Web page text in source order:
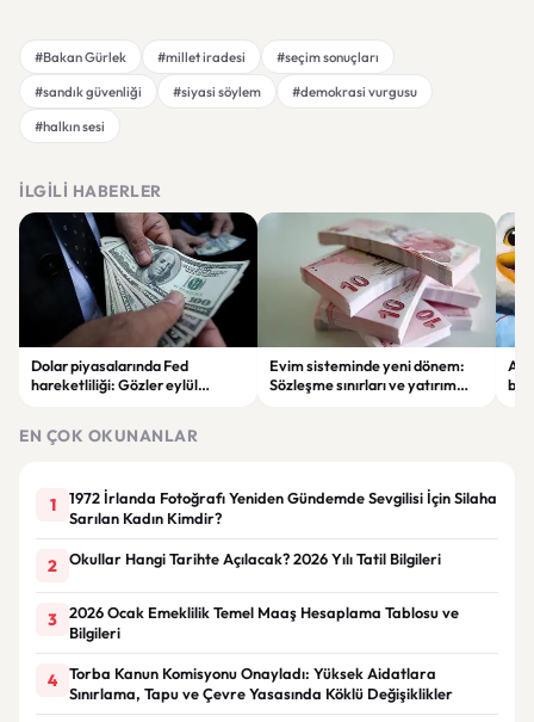
#Bakan Gürlek #millet iradesi
#seçim sonuçları
#sandık güvenliği
#siyasi söylem
#demokrasi vurgusu
#halkın sesi
İLGILI HABERLER
Dolar piyasalarında Fed
hareketliliği: Gözler eylül
Evim sisteminde yeni dönem:
Sözleşme sınırları ve yatırım
EN ÇOK OKUNANLAR
1
1972 İrlanda Fotoğrafı Yeniden Gündemde Sevgilisi İçin Silaha
Sarılan Kadın Kimdir?
2 Okullar Hangi Tarihte Açılacak? 2026 Yılı Tatil Bilgileri
3
2026 Ocak Emeklilik Temel Maaş Hesaplama Tablosu ve
Bilgileri
4
Torba Kanun Komisyonu Onayladı: Yüksek Aidatlara
Sınırlama, Tapu ve Çevre Yasasında Köklü Değişiklikler